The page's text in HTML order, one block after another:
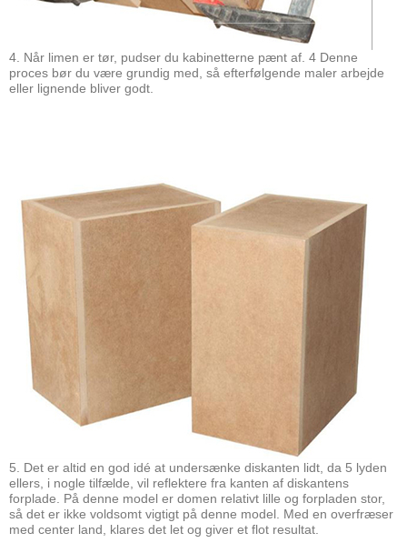
4. Når limen er tør, pudser du kabinetterne pænt af. 4 Denne
proces bør du være grundig med, så efterfølgende maler arbejde
eller lignende bliver godt.
5. Det er altid en god idé at undersænke diskanten lidt, da 5 lyden
ellers, i nogle tilfælde, vil reflektere fra kanten af diskantens
forplade. På denne model er domen relativt lille og forpladen stor,
så det er ikke voldsomt vigtigt på denne model. Med en overfræser
med center land, klares det let og giver et flot resultat.